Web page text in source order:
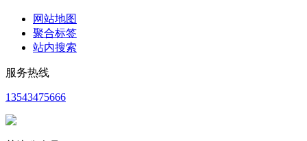
网站地图
聚合标签
站内搜索
服务热线
13543475666